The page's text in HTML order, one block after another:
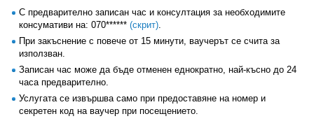
С предварително записан час и консултация за необходимите
консумативи на: 070****** (скрит).
При закъснение с повече от 15 минути, ваучерът се счита за
използван.
Записан час може да бъде отменен еднократно, най-късно до 24
часа предварително.
Услугата се извършва само при предоставяне на номер и
секретен код на ваучер при посещението.